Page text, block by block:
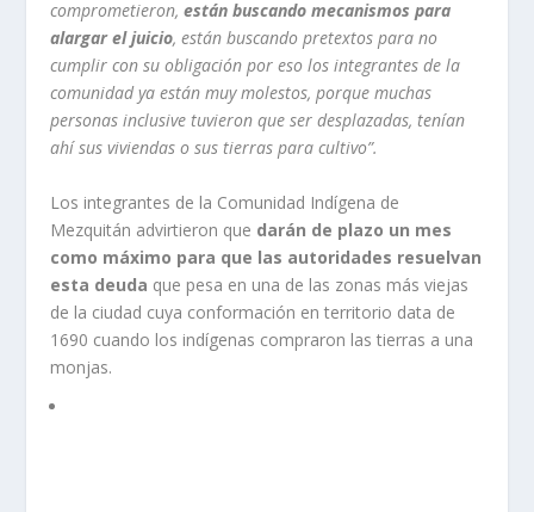
comprometieron,están buscando mecanismos para
alargar el juicio, están buscando pretextos para no
cumplir con su obligación por eso los integrantes de la
comunidad ya están muy molestos, porque muchas
personas inclusive tuvieron que ser desplazadas, tenían
ahí sus viviendas o sus tierras para cultivo”.
Los integrantes de la Comunidad Indígena de
Mezquitán advirtieron que darán de plazo un mes
como máximo para que las autoridades resuelvan
esta deuda que pesa en una de las zonas más viejas
de la ciudad cuya conformación en territorio data de
1690 cuando los indígenas compraron las tierras a una
monjas.